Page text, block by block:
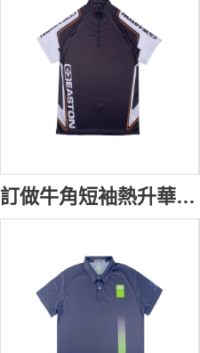
訂做牛角短袖熱升華短袖Polo 半胸拉鏈款式設計 體育用品行業 熱升華工作服 美國 棒球店 P1607